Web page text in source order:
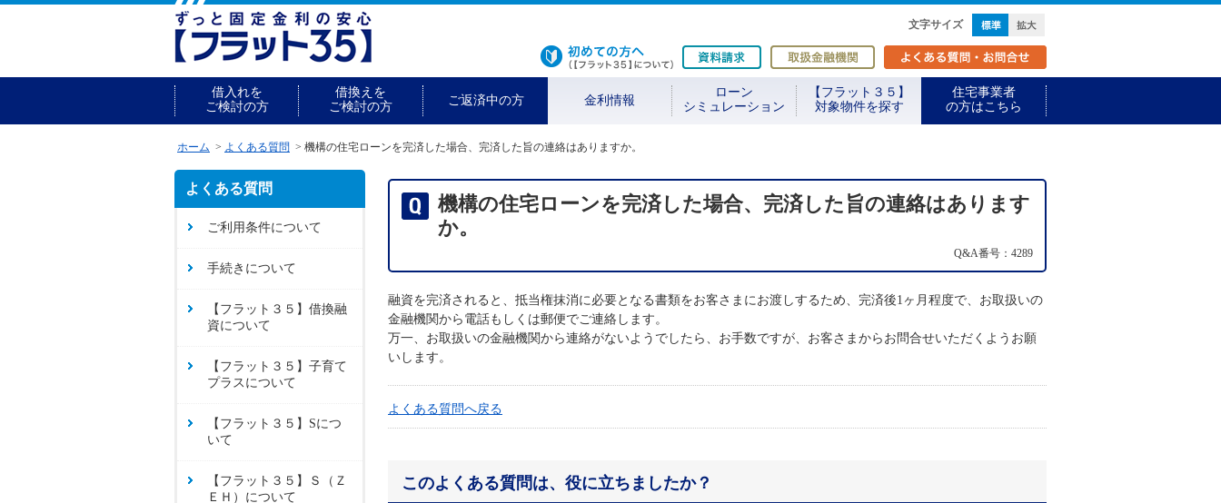
文字サイズ 標準
初めての方へ 資料請求 取扱金融機関
借入れを
ご検討の方
借換えを
ご検討の方
ご返済中の方 金利情報
ローン
シミュレーション
【フラット３５】
対象物件を探す
住宅事業者
の方はこちら
ホーム よくある質問 機構の住宅ローンを完済した場合、完済した旨の連絡はありますか。
機構の住宅ローンを完済した場合、完済した旨の連絡はあります
か。
Q&A番号：4289
融資を完済されると、抵当権抹消に必要となる書類をお客さまにお渡しするため、完済後1ヶ月程度で、お取扱いの
金融機関から電話もしくは郵便でご連絡します。
万一、お取扱いの金融機関から連絡がないようでしたら、お手数ですが、お客さまからお問合せいただくようお願
いします。
よくある質問へ戻る
このよくある質問は、役に立ちましたか？
よくある質問
ご利用条件について
手続きについて
【フラット３５】借換融
資について
【フラット３５】子育て
プラスについて
【フラット３５】Sにつ
いて
【フラット３５】Ｓ（Ｚ
ＥＨ）について